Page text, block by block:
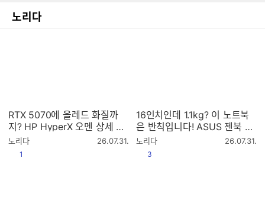
노리다
RTX 5070에 올레드 화질까
지? HP HyperX 오멘 상세 리
뷰 (게임 벤치마크, 소음, 발열
테스트)[프리미엄 리포터V]
노리다
작
26.07.31.
1
16인치인데 1.1kg? 이 노트북
은 반칙입니다! ASUS 젠북 A1
6 UX3607QA-SH072W[노리
다]
노리다
작
26.07.31.
공감
3